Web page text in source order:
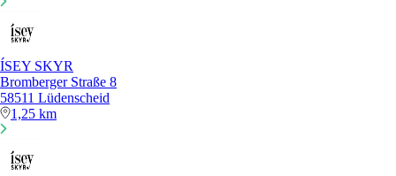
ÍSEY SKYR
Bromberger Straße 8
58511 Lüdenscheid
1,25 km